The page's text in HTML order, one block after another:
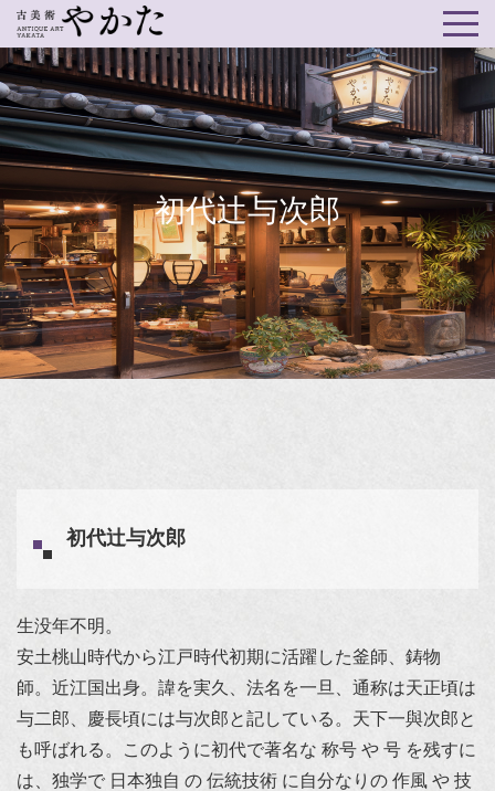
初代辻与次郎
初代辻与次郎
生没年不明。
安土桃山時代から江戸時代初期に活躍した釜師、鋳物
師。近江国出身。諱を実久、法名を一旦、通称は天正頃は
与二郎、慶長頃には与次郎と記している。天下一與次郎と
も呼ばれる。このように初代で著名な 称号 や 号 を残すに
は、独学で 日本独自 の 伝統技術 に自分なりの 作風 や 技